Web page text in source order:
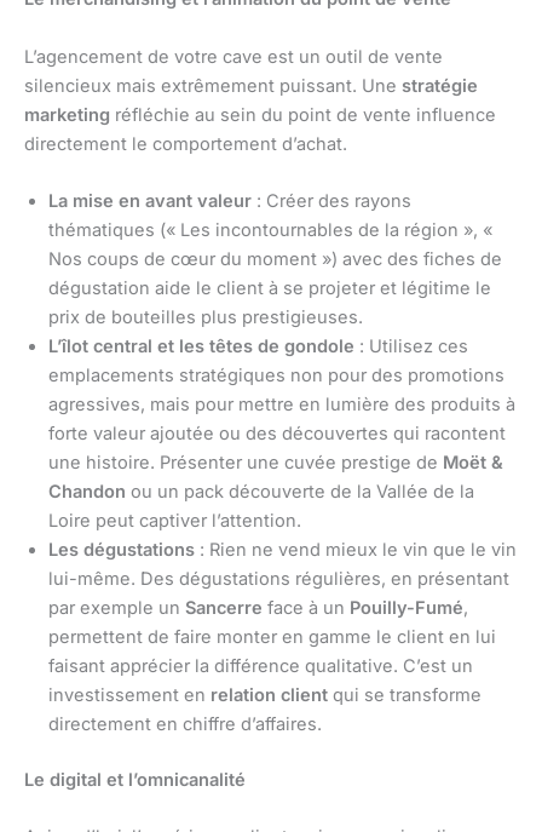
L’agencement de votre cave est un outil de vente
silencieux mais extrêmement puissant. Une stratégie
marketing réfléchie au sein du point de vente influence
directement le comportement d’achat.
La mise en avant valeur : Créer des rayons
thématiques (« Les incontournables de la région », «
Nos coups de cœur du moment ») avec des fiches de
dégustation aide le client à se projeter et légitime le
prix de bouteilles plus prestigieuses.
L’îlot central et les têtes de gondole : Utilisez ces
emplacements stratégiques non pour des promotions
agressives, mais pour mettre en lumière des produits à
forte valeur ajoutée ou des découvertes qui racontent
une histoire. Présenter une cuvée prestige de Moët &
Chandon ou un pack découverte de la Vallée de la
Loire peut captiver l’attention.
Les dégustations : Rien ne vend mieux le vin que le vin
lui-même. Des dégustations régulières, en présentant
par exemple un Sancerre face à un Pouilly-Fumé,
permettent de faire monter en gamme le client en lui
faisant apprécier la différence qualitative. C’est un
investissement en relation client qui se transforme
directement en chiffre d’affaires.
Le digital et l’omnicanalité